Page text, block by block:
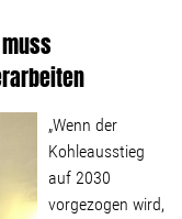
„Wenn der
Kohleausstieg
auf 2030
vorgezogen wird,